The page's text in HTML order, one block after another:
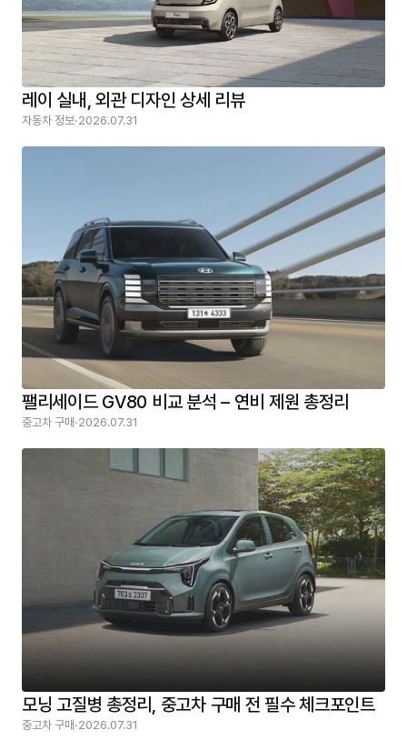
레이 실내, 외관 디자인 상세 리뷰
자동차 정보·2026.07.31
팰리세이드 GV80 비교 분석 – 연비 제원 총정리
중고차 구매 ·2026.07.31
모닝 고질병 총정리, 중고차 구매 전 필수 체크포인트
중고차 구매·2026.07.31